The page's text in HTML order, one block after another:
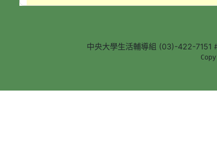
中央大學生活輔導組 (03)-422-7151